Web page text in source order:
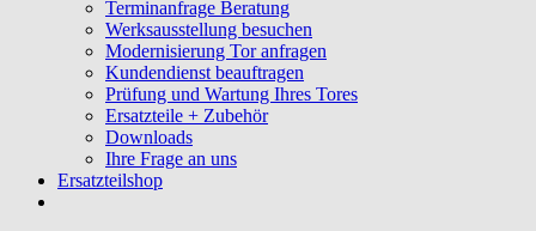
Terminanfrage Beratung
Werksausstellung besuchen
Modernisierung Tor anfragen
Kundendienst beauftragen
Prüfung und Wartung Ihres Tores
Ersatzteile + Zubehör
Downloads
Ihre Frage an uns
Ersatzteilshop